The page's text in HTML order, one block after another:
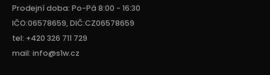
Prodejní doba: Po-Pá 8:00 - 16:30
IČO:06578659, DIČ:CZ06578659
tel: +420 326 711 729
mail: info@s1w.cz